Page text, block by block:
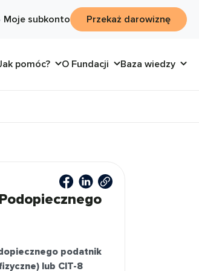
Moje subkonto Przekaż darowiznę
pomóc? O Fundacji Baza wiedzy
podatnik
lub CIT-8